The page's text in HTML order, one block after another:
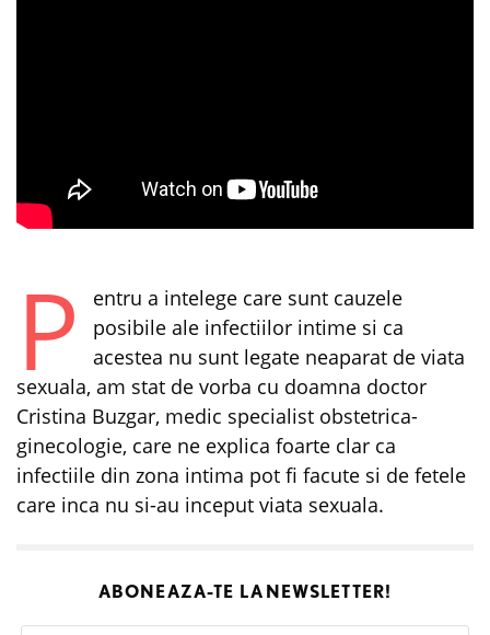
P
entru a intelege care sunt cauzele
posibile ale infectiilor intime si ca
acestea nu sunt legate neaparat de viata
sexuala, am stat de vorba cu doamna doctor
Cristina Buzgar, medic specialist obstetrica-
ginecologie, care ne explica foarte clar ca
infectiile din zona intima pot fi facute si de fetele
care inca nu si-au inceput viata sexuala.
ABONEAZA-TE LA NEWSLETTER!